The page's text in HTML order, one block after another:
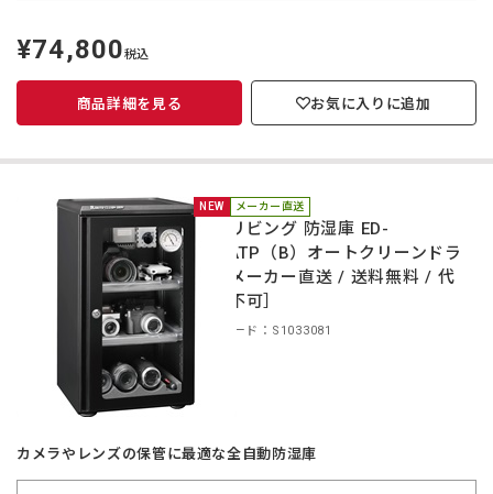
定
価
¥74,800税込
商品詳細を見る お気に入りに追加
NEW メーカー直送
東洋リビング 防湿庫 ED-
55CATP（B）オートクリーンドラ
イ［メーカー直送 / 送料無料 / 代
引き不可］
商品コード：S1033081
カメラやレンズの保管に最適な全自動防湿庫